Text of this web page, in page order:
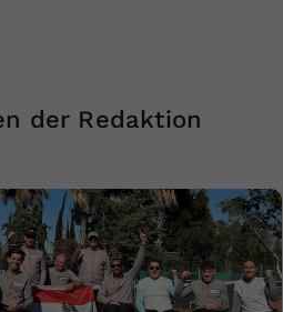
der Redaktion